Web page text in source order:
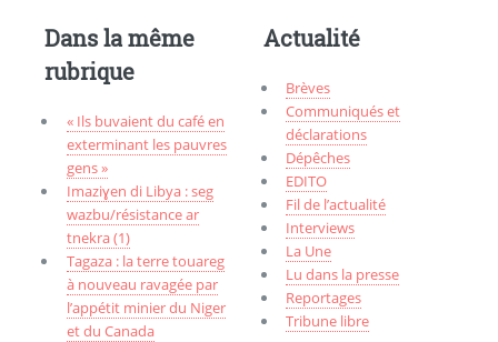
Dans la même
rubrique
« Ils buvaient du café en
exterminant les pauvres
gens »
Imaziɣen di Libya : seg
wazbu/résistance ar
tnekra (1)
Tagaza : la terre touareg
à nouveau ravagée par
l’appétit minier du Niger
et du Canada
Actualité
Brèves
Communiqués et
déclarations
Dépêches
EDITO
Fil de l’actualité
Interviews
La Une
Lu dans la presse
Reportages
Tribune libre